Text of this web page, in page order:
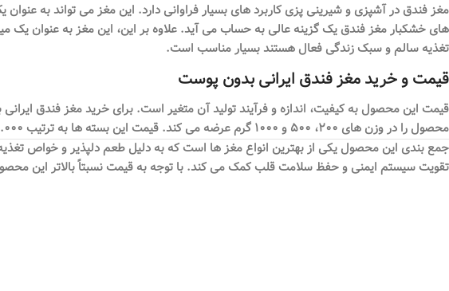
مغز فندق در آشپزی و شیرینی پزی کاربرد های بسیار فراوانی دارد. این مغز می تواند به
های خشکبار مغز فندق یک گزینه عالی به حساب می آید. علاوه بر این، این مغز به عنوان یک
تغذیه سالم و سبک زندگی فعال هستند بسیار مناسب است.
قیمت و خرید مغز فندق ایرانی بدون پوست
قیمت این محصول به کیفیت، اندازه و فرآیند تولید آن متغیر است. برای خرید مغز فندق
محصول را در وزن های ۲۰۰، ۵۰۰ و ۱۰۰۰ گرم عرضه می کند. قیمت این بسته ها به ترتیب ۳۹۹.۰۰۰ ، ۸۵۰.۰۰۰ و ۱۶۹۰.۰۰۰ هزار تومان می باشد. مقالات مرتبط:
جمع بندی این محصول یکی از بهترین انواع مغز ها است که به دلیل طعم دلپذیر و خواص
تقویت سیستم ایمنی و حفظ سلامت قلب کمک می کند. با توجه به قیمت نسبتاً بالاتر این